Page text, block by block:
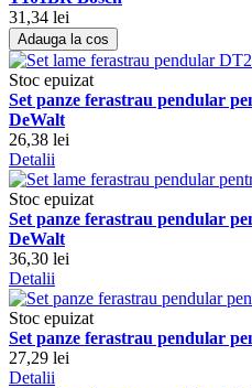
31,34 lei
Adauga la cos
Stoc epuizat
Set panze ferastrau pendular
DeWalt
26,38 lei
Detalii
Stoc epuizat
Set panze ferastrau pendular
DeWalt
36,30 lei
Detalii
Stoc epuizat
Set panze ferastrau pendular
27,29 lei
Detalii